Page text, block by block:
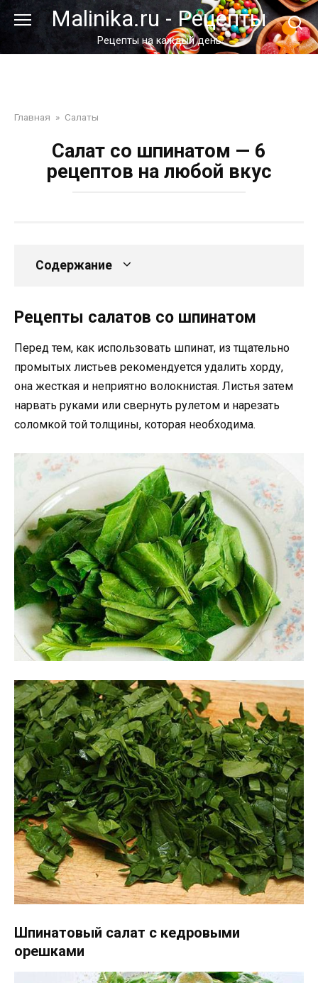
Перейти
контенту
Malinika.ru - Рецепты
Рецепты на каждый день
Главная » Салаты
Салат со шпинатом — 6
рецептов на любой вкус
Содержание
Рецепты салатов со шпинатом
Перед тем, как использовать шпинат, из тщательно
промытых листьев рекомендуется удалить хорду,
она жесткая и неприятно волокнистая. Листья затем
нарвать руками или свернуть рулетом и нарезать
соломкой той толщины, которая необходима.
Шпинатовый салат с кедровыми
орешками